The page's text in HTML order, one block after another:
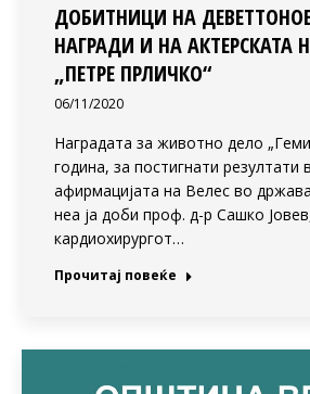
ДОБИТНИЦИ НА
НАГРАДИ И НА АКТЕРСКАТА
„ПЕТРЕ ПРЛИЧКО“
06/11/2020
Наградата за животно дело
година, за постигнати резултати
афирмацијата на Велес во
неа ја доби проф. д-р Сашко
кардиохирургот…
Прочитај повеќе